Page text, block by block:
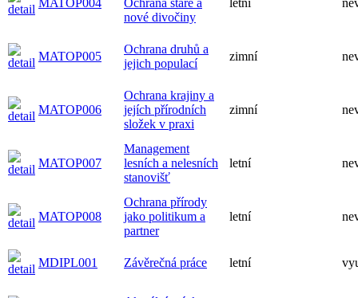
MATOP004
Ochrana staré a
nové divočiny
letní
MATOP005
Ochrana druhů a
jejich populací
zimní
MATOP006
Ochrana krajiny a
jejích přírodních
složek v praxi
zimní
MATOP007
Management
lesních a nelesních
stanovišť
letní
MATOP008
Ochrana přírody
jako politikum a
partner
letní
MDIPL001 Závěrečná práce letní